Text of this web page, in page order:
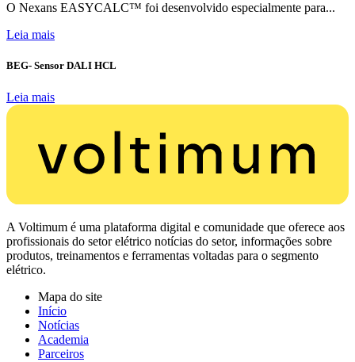
O Nexans EASYCALC™ foi desenvolvido especialmente para...
Leia mais
BEG- Sensor DALI HCL
Leia mais
A Voltimum é uma plataforma digital e comunidade que oferece aos
profissionais do setor elétrico notícias do setor, informações sobre
produtos, treinamentos e ferramentas voltadas para o segmento
elétrico.
Mapa do site
Início
Notícias
Academia
Parceiros